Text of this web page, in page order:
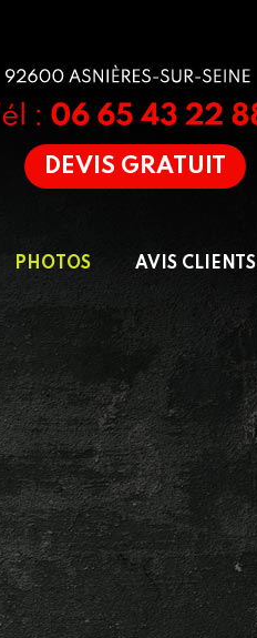
DEVIS GRATUIT
PHOTOS AVIS CLIENTS